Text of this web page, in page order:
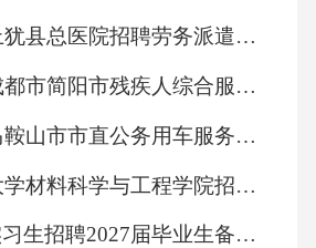
2026江西上犹县总医院招聘劳务派遣制工作人员5人备考题库及答案详解一套
2026四川成都市简阳市残疾人综合服务中心招聘编外人员1人备考题库含答案详解
2026安徽马鞍山市市直公务用车服务中心编外聘用人员招聘3人备考题库含答案详解（培优b卷）
2026北京大学材料科学与工程学院招聘劳动合同制工作人员1人备考题库附答案详解（完整版）
平安银行实习生招聘2027届毕业生备考题库附答案详解（b卷）